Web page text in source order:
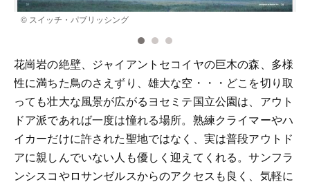
© スイッチ・パブリッシング
花崗岩の絶壁、ジャイアントセコイヤの巨木の森、多様
性に満ちた鳥のさえずり、雄大な空・・・どこを切り取
っても壮大な風景が広がるヨセミテ国立公園は、アウト
ドア派であれば一度は憧れる場所。熟練クライマーやハ
イカーだけに許された聖地ではなく、実は普段アウトド
アに親しんでいない人も優しく迎えてくれる。サンフラ
ンシスコやロサンゼルスからのアクセスも良く、気軽に